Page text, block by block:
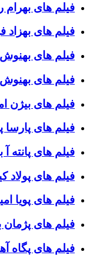
فیلم های بهرام
فیلم های بهزاد
فیلم های بهنوش
فیلم های
فیلم های بیژن
فیلم های پارسا
فیلم های پانته آ
فیلم های پولاد
فیلم های پویا
فیلم های پژمان
فیلم های پگاه